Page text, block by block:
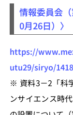
情報委員会
0月26日）〉
https://
utu29/siryo/
※ 資料3－2「科
ンサイエンス時